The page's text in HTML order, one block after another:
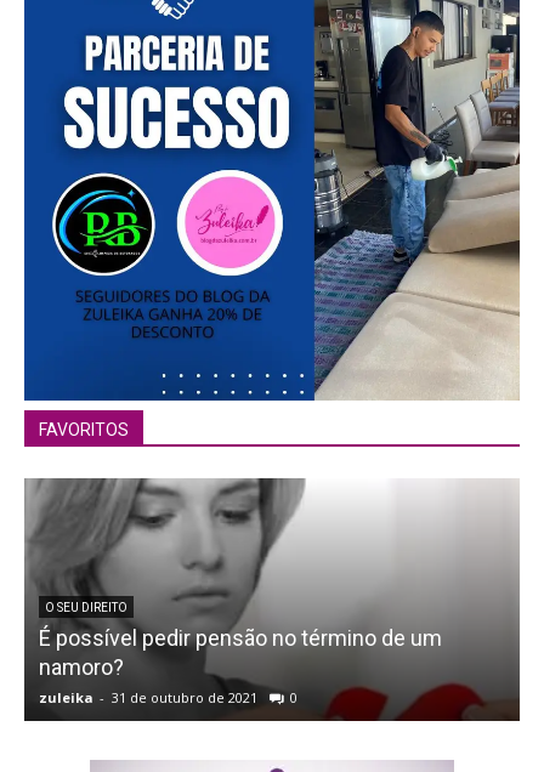
FAVORITOS
O SEU DIREITO
É possível pedir pensão no término de um
namoro?
zuleika - 31 de outubro de 2021 0